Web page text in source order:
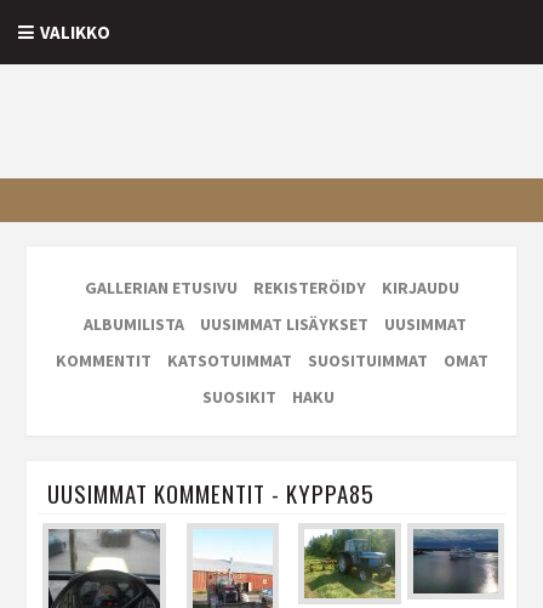
VALIKKO
GALLERIAN ETUSIVU REKISTERÖIDY
KIRJAUDU
ALBUMILISTA
UUSIMMAT LISÄYKSET
UUSIMMAT
KOMMENTIT
KATSOTUIMMAT SUOSITUIMMAT
OMAT
SUOSIKIT
HAKU
UUSIMMAT KOMMENTIT - KYPPA85